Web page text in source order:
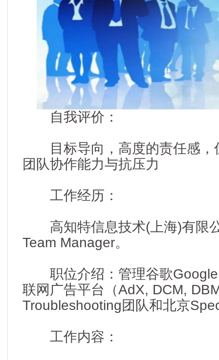
自我评价：
目标导向，高度的责任感，
团队协作能力与抗压力
工作经历：
高知特信息技术(上海)有限
Team Manager。
职位介绍：管理谷歌Google
联网广告平台（AdX, DCM,
Troubleshooting团队和北京
工作内容：